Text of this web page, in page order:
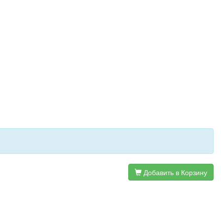
Добавить в Корзину